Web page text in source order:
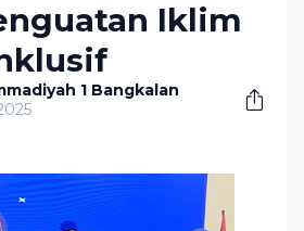
Iklim
1 Bangkalan